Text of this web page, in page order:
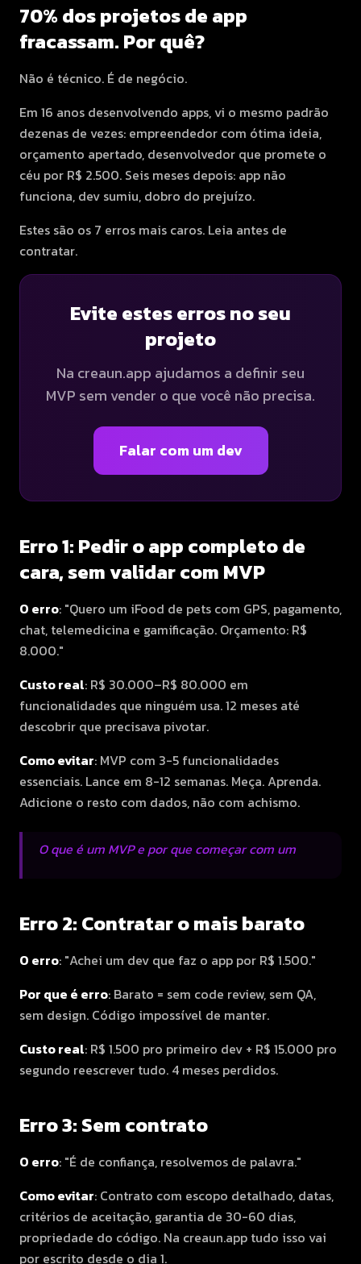
70% dos projetos de app
fracassam. Por quê?
Não é técnico. É de negócio.
Em 16 anos desenvolvendo apps, vi o mesmo padrão
dezenas de vezes: empreendedor com ótima ideia,
orçamento apertado, desenvolvedor que promete o
céu por R$ 2.500. Seis meses depois: app não
funciona, dev sumiu, dobro do prejuízo.
Estes são os 7 erros mais caros. Leia antes de
contratar.
Evite estes erros no seu
projeto
Na creaun.app ajudamos a definir seu
MVP sem vender o que você não precisa.
Falar com um dev
Erro 1: Pedir o app completo de
cara, sem validar com MVP
O erro: "Quero um iFood de pets com GPS, pagamento,
chat, telemedicina e gamificação. Orçamento: R$
8.000."
Custo real: R$ 30.000–R$ 80.000 em
funcionalidades que ninguém usa. 12 meses até
descobrir que precisava pivotar.
Como evitar: MVP com 3-5 funcionalidades
essenciais. Lance em 8-12 semanas. Meça. Aprenda.
Adicione o resto com dados, não com achismo.
O que é um MVP e por que começar com um
Erro 2: Contratar o mais barato
O erro: "Achei um dev que faz o app por R$ 1.500."
Por que é erro: Barato = sem code review, sem QA,
sem design. Código impossível de manter.
Custo real: R$ 1.500 pro primeiro dev + R$ 15.000 pro
segundo reescrever tudo. 4 meses perdidos.
Erro 3: Sem contrato
O erro: "É de confiança, resolvemos de palavra."
Como evitar: Contrato com escopo detalhado, datas,
critérios de aceitação, garantia de 30-60 dias,
propriedade do código. Na creaun.app tudo isso vai
por escrito desde o dia 1.